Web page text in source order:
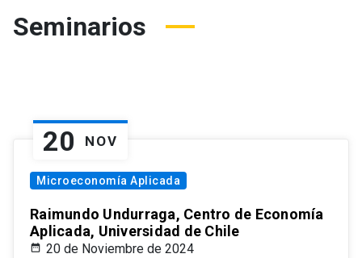
Seminarios
20 NOV
Microeconomía Aplicada
Raimundo Undurraga, Centro de Economía
Aplicada, Universidad de Chile
20 de Noviembre de 2024